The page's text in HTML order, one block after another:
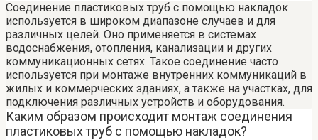
Соединение пластиковых труб с помощью накладок
используется в широком диапазоне случаев и для
различных целей. Оно применяется в системах
водоснабжения, отопления, канализации и других
коммуникационных сетях. Такое соединение часто
используется при монтаже внутренних коммуникаций в
жилых и коммерческих зданиях, а также на участках, для
подключения различных устройств и оборудования.
Каким образом происходит монтаж соединения
пластиковых труб с помощью накладок?